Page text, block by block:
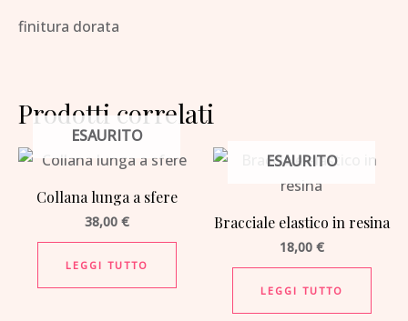
finitura dorata
Prodotti correlati
ESAURITO
Collana lunga a sfere
38,00 €
LEGGI TUTTO
ESAURITO
Bracciale elastico in resina
18,00 €
LEGGI TUTTO